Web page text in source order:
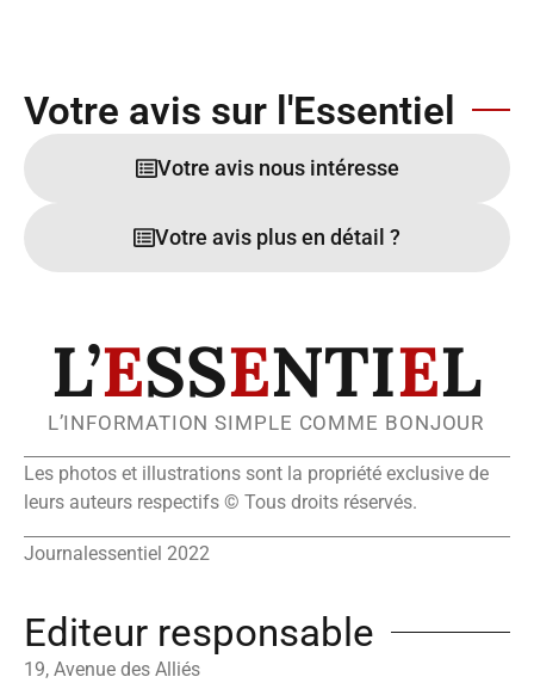
Votre avis sur l'Essentiel
Votre avis nous intéresse
Votre avis plus en détail ?
L’ESSENTIEL
L’INFORMATION SIMPLE COMME BONJOUR
Les photos et illustrations sont la propriété exclusive de
leurs auteurs respectifs © Tous droits réservés.
Journalessentiel 2022
Editeur responsable
19, Avenue des Alliés